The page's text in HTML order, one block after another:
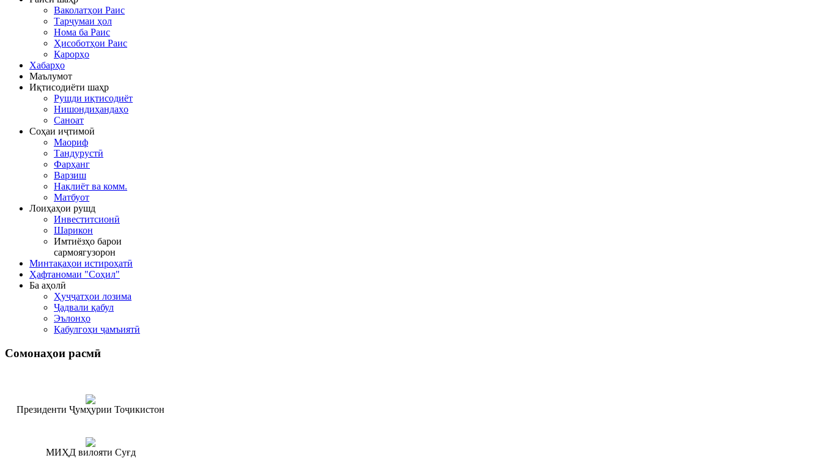
Ваколатҳои Раис
Тарҷумаи ҳол
Нома ба Раис
Ҳисоботҳои Раис
Қарорҳо
Хабарҳо
Маълумот
Иқтисодиёти шаҳр
Рушди иқтисодиёт
Нишондиҳандаҳо
Саноат
Соҳаи иҷтимоӣ
Маориф
Тандурустӣ
Фарҳанг
Варзиш
Нақлиёт ва комм.
Матбуот
Лоиҳаҳои рушд
Инвеститсионӣ
Шарикон
Имтиёзҳо барои
сармоягузорон
Минтақаҳои истироҳатӣ
Ҳафтаномаи "Соҳил"
Ба аҳолӣ
Ҳуҷҷатҳои лозима
Ҷадвали қабул
Эълонҳо
Қабулгоҳи ҷамъиятӣ
Сомонаҳои расмӣ
Президенти Ҷумҳурии Тоҷикистон
МИҲД вилояти Суғд